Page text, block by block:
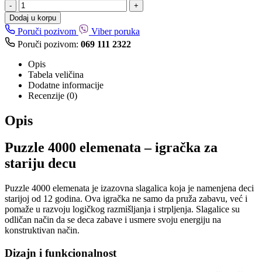
-
+
Dodaj u korpu
Poruči pozivom
Viber poruka
Poruči pozivom: 069 111 2322
Opis
Tabela veličina
Dodatne informacije
Recenzije (0)
Opis
Puzzle 4000 elemenata – igračka za
stariju decu
Puzzle 4000 elemenata je izazovna slagalica koja je namenjena deci
starijoj od 12 godina. Ova igračka ne samo da pruža zabavu, već i
pomaže u razvoju logičkog razmišljanja i strpljenja. Slagalice su
odličan način da se deca zabave i usmere svoju energiju na
konstruktivan način.
Dizajn i funkcionalnost